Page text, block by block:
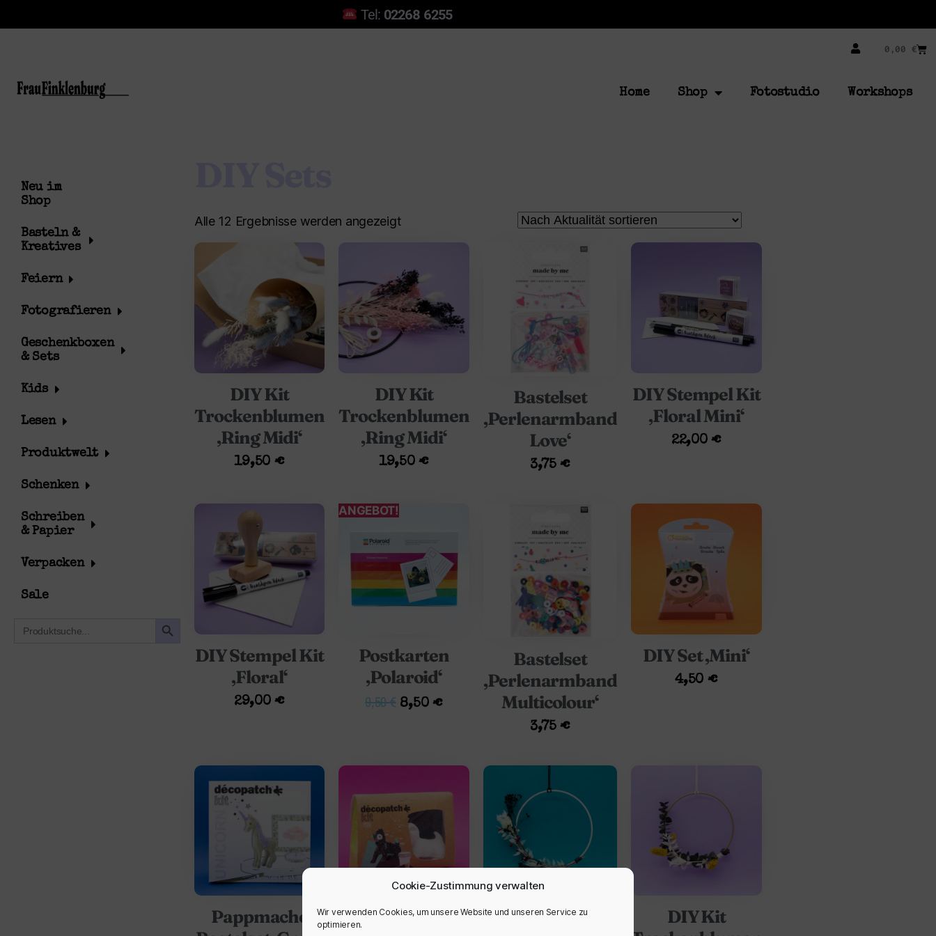
Cookie-Zustimmung verwalten
Wir verwenden Cookies, um unsere Website und unseren Service zu
optimieren.
Tel: 02268 6255
0,00 €
Home Shop Fotostudio Workshops
Neu im
Shop
Basteln &
Kreatives
Feiern
Fotografieren
Geschenkboxen
& Sets
Kids
Lesen
Produktwelt
Schenken
Schreiben
& Papier
Verpacken
Sale
for:
Alle 12 Ergebnisse werden angezeigt
DIY Kit
Trockenblumen
‚Ring Midi‘
19,50 €
DIY Kit
Trockenblumen
‚Ring Midi‘
19,50€
Bastelset
‚Perlenarmband
Love‘
3,75€
DIY Stempel Kit
‚Floral Mini‘
22,00€
DIY Stempel Kit
‚Floral‘
29,00€
ANGEBOT!
Postkarten
‚Polaroid‘
9,50€ 8,50€
Bastelset
‚Perlenarmband
Multicolour‘
3,75€
DIY Set ‚Mini‘
4,50 €
Pappmaché
Pappmaché
DIY Kit
DIY Kit